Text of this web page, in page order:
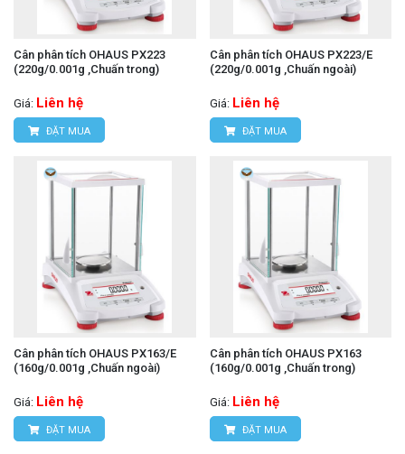
Cân phân tích OHAUS PX223
(220g/0.001g ,Chuấn trong)
Giá: Liên hệ
ĐẶT MUA
Cân phân tích OHAUS PX223/E
(220g/0.001g ,Chuấn ngoài)
Giá: Liên hệ
ĐẶT MUA
Cân phân tích OHAUS PX163/E
(160g/0.001g ,Chuấn ngoài)
Giá: Liên hệ
ĐẶT MUA
Cân phân tích OHAUS PX163
(160g/0.001g ,Chuấn trong)
Giá: Liên hệ
ĐẶT MUA